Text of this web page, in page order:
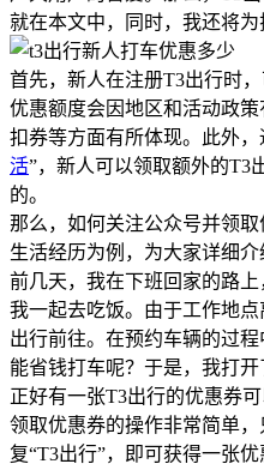
就在本文中，同时，我还将为
首先，新人在注册T3出行时
优惠额度会因地区和活动政
扣券等方面有所体现。此外
活”，新人可以领取额外的T3
的。
那么，如何关注公众号并领
生活经历为例，为大家详细介
前几天，我在下班回家的路
我一起去吃饭。由于工作地
出行前往。在预约车辆的过
能省钱打车呢？于是，我打开
正好有一张T3出行的优惠券可
领取优惠券的操作非常简单
复“T3出行”，即可获得一张